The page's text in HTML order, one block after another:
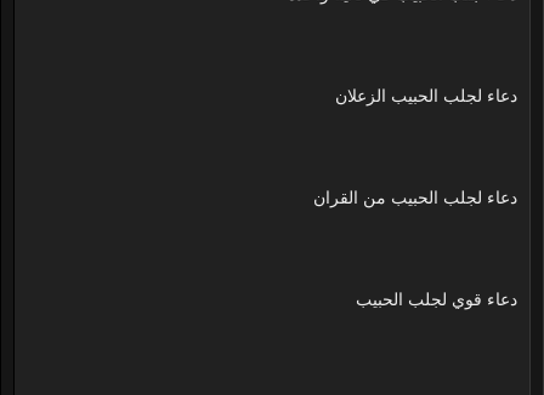
دعاء لجلب الحبيب الزعلان
دعاء لجلب الحبيب من القران
دعاء قوي لجلب الحبيب